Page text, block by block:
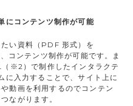
にコンテンツ制作が可能
い資料（PDF 形式）を
コンテンツ制作が可能です。ま
※2）で制作したインタラクテ
入力することで、サイト上に
動画を利用するのでコンテン
ながります。